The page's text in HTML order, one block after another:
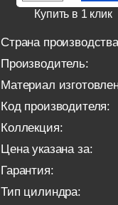
Купить в 1 клик
Страна
Производитель:
Материал
Код производителя:
Коллекция:
Цена указана за:
Гарантия:
Тип цилиндра: